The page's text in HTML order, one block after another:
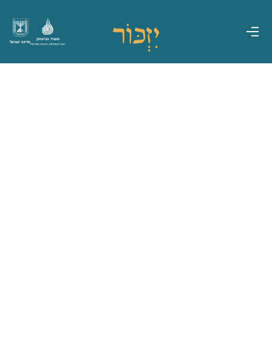
מדינת ישראל
משרד הביטחון
אגף משפחות, הנצחה ומורשת